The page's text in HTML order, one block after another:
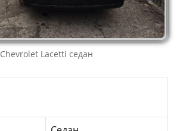
Chevrolet Lacetti седан